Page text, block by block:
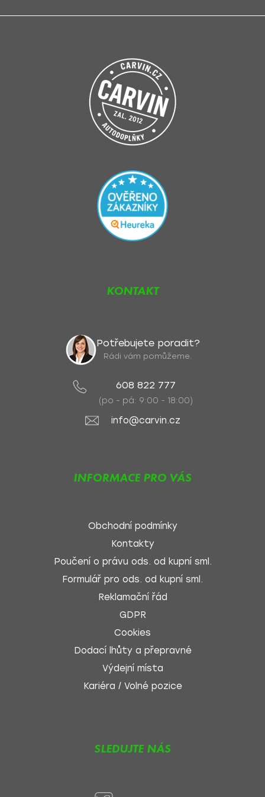
KONTAKT
Potřebujete poradit?
Rádi vám pomůžeme.
608 822 777
(po - pá: 9:00 - 18:00)
info@carvin.cz
INFORMACE PRO VÁS
Obchodní podmínky
Kontakty
Poučení o právu ods. od kupní sml.
Formulář pro ods. od kupní sml.
Reklamační řád
GDPR
Cookies
Dodací lhůty a přepravné
Výdejní místa
Kariéra / Volné pozice
SLEDUJTE NÁS